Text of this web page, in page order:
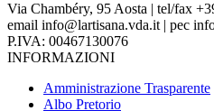
Via Chambéry, 95 Aosta | tel/fax
email info@lartisana.vda.it | pec
P.IVA: 00467130076
INFORMAZIONI
Amministrazione Trasparente
Albo Pretorio